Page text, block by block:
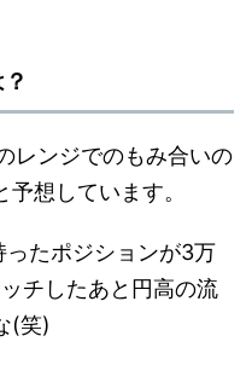
レンジでのもみ合いの
想しています。
ったポジションが3万
チしたあと円高の流
(笑)